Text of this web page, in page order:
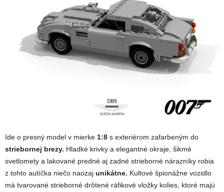
Ide o presný model v mierke 1:8 s exteriérom zafarbeným do
striebornej brezy. Hladké krivky a elegantné okraje, šikmé
svetlomety a lakované predné aj zadné strieborné nárazníky robia
z tohto autíčka niečo naozaj unikátne. Kultové špionážne vozidlo
má tvarované strieborné drôtené ráfikové vložky kolies, ktoré majú